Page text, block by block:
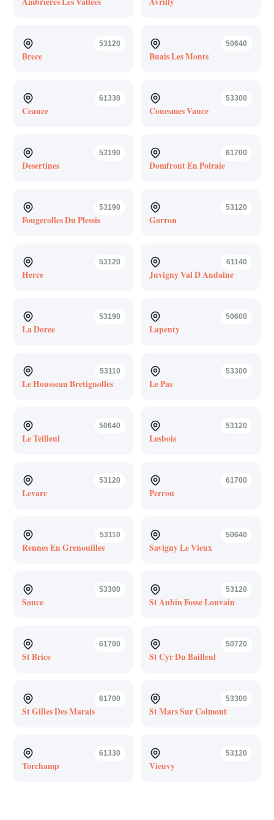
53120
Brece
50640
Buais Les Monts
61330
Ceauce
53300
Couesmes Vauce
53190
Desertines
61700
Domfront En Poiraie
53190
Fougerolles Du Plessis
53120
Gorron
53120
Herce
61140
Juvigny Val D Andaine
53190
La Doree
50600
Lapenty
53110
Le Housseau Bretignolles
53300
Le Pas
50640
Le Teilleul
53120
Lesbois
53120
Levare
61700
Perrou
53110
Rennes En Grenouilles
50640
Savigny Le Vieux
53300
Souce
53120
St Aubin Fosse Louvain
61700
St Brice
50720
St Cyr Du Bailleul
61700
St Gilles Des Marais
53300
St Mars Sur Colmont
61330
Torchamp
53120
Vieuvy